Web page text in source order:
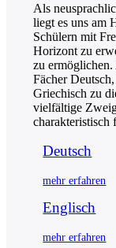
Als
liegt es uns am
Schülern mit
Horizont zu
zu
Fächer
Griechisch zu
vielfältige
charakteristisch
Deutsch
mehr erfahren
Englisch
mehr erfahren